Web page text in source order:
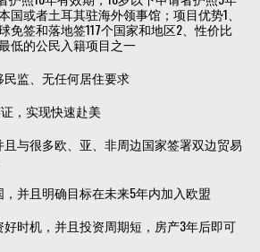
国或者土耳其驻海外领事馆；项目优势1、
免签和落地签117个国家和地区2、性价比
低的公民入籍项目之一
监、无任何居住要求
，实现快速赴美
与很多欧、亚、非周边国家签署双边贸易
并且明确目标在未来5年内加入欧盟
时机，并且投资周期短，房产3年后即可